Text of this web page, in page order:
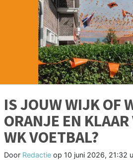
IS JOUW WIJK OF
ORANJE EN
WK VOETBAL?
Door Redactie op 10 juni 2026, 21:32